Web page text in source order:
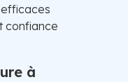
confiance
à